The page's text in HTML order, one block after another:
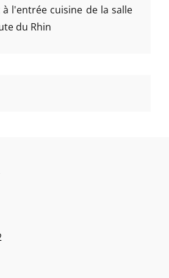
l'entrée cuisine de la salle
du Rhin